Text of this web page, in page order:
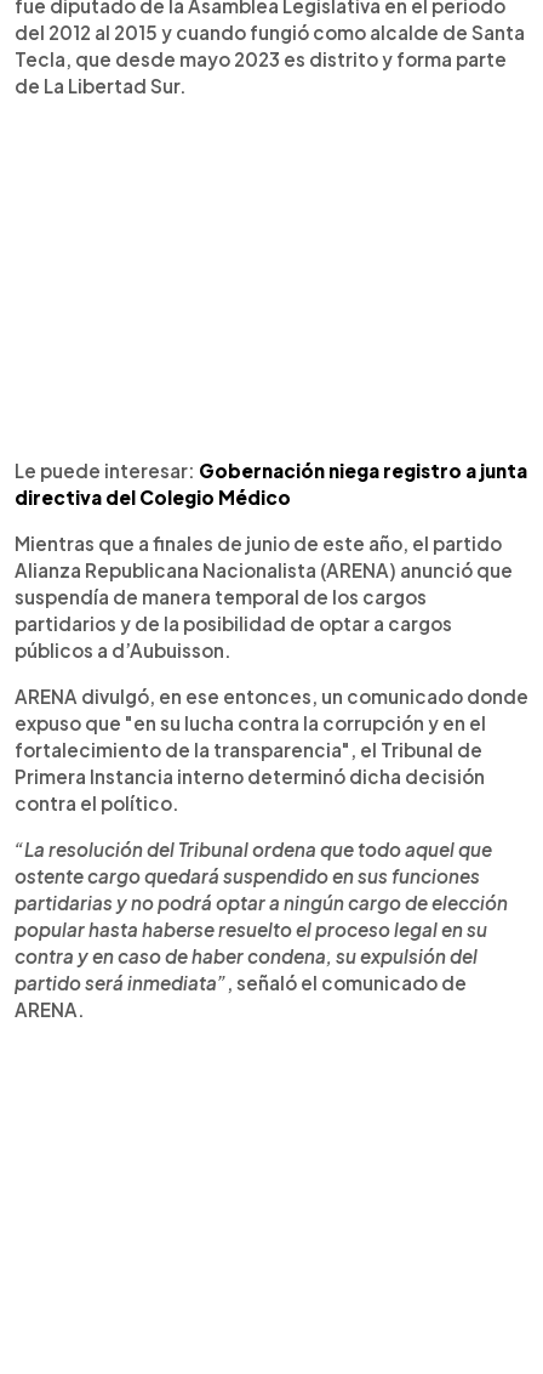
fue diputado de la Asamblea Legislativa en el periodo
del 2012 al 2015 y cuando fungió como alcalde de Santa
Tecla, que desde mayo 2023 es distrito y forma parte
de La Libertad Sur.
Le puede interesar: Gobernación niega registro a junta
directiva del Colegio Médico
Mientras que a finales de junio de este año, el partido
Alianza Republicana Nacionalista (ARENA) anunció que
suspendía de manera temporal de los cargos
partidarios y de la posibilidad de optar a cargos
públicos a d’Aubuisson.
ARENA divulgó, en ese entonces, un comunicado donde
expuso que "en su lucha contra la corrupción y en el
fortalecimiento de la transparencia", el Tribunal de
Primera Instancia interno determinó dicha decisión
contra el político.
“La resolución del Tribunal ordena que todo aquel que
ostente cargo quedará suspendido en sus funciones
partidarias y no podrá optar a ningún cargo de elección
popular hasta haberse resuelto el proceso legal en su
contra y en caso de haber condena, su expulsión del
partido será inmediata”, señaló el comunicado de
ARENA.